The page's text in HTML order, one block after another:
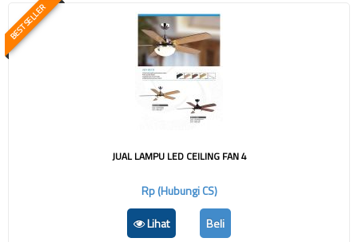
BEST SELLER
JUAL LAMPU LED CEILING FAN 4
Rp (Hubungi CS)
Lihat
Beli